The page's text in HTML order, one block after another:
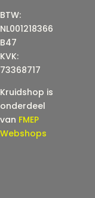
BTW:
NL001218366
B47
KVK:
73368717
Kruidshop is
onderdeel
van FMEP
Webshops